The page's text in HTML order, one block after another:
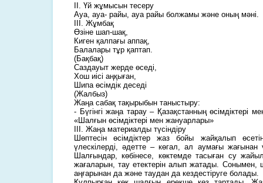
ІІ. Үй жұмысын тесеру
Ауа, ауа- райы, ауа райы болжамы және оның мәні.
ІІІ. Жұмбақ
Өзіне шап-шақ,
Киген қалпағы аппақ,
Балалары тұр қаптап.
(Бақбақ)
Саздауыт жерде өседі,
Хош иісі аңқыған,
Шипа өсімдік деседі
(Жалбыз)
Жаңа сабақ тақырыбын таныстыру:
- Бүгінгі жаңа тарау – Қазақстанның өсімдіктері
«Шалғын өсімдіктері мен жануарлары»
ІІІ. Жаңа материалды түсіндіру
Шөптесін өсімдіктер жаз бойы жайқалып
үлескілерді, әдетте – көгал, ал аумағы жағынан
Шалғындар, көбінесе, көктемде тасыған су
жағаларын, тау етектерін алып жатады. Сонымен,
аңғарынан да және таудан да кездестіруге болады.